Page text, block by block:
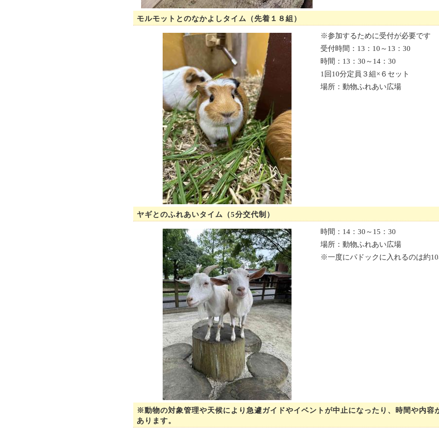
モルモットとのなかよしタイム（先着１８組）
※参加するために受付が必要です
受付時間：13：10～13：30
時間：13：30～14：30
1回10分定員３組×６セット
場所：動物ふれあい広場
ヤギとのふれあいタイム（5分交代制）
時間：14：30～15：30
場所：動物ふれあい広場
※一度にパドックに入れるのは約
※動物の対象管理や天候により急遽ガイドやイベントが中止になったり、時間や内容
あります。